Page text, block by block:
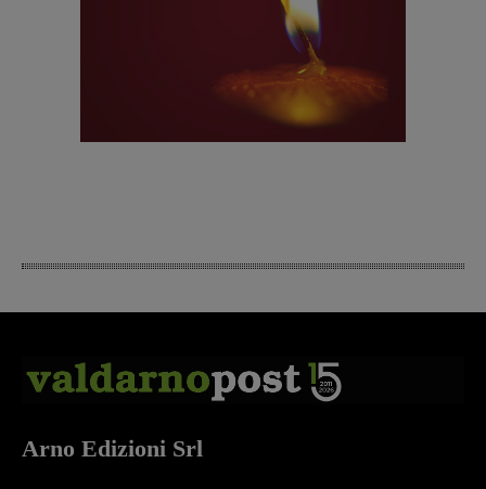
Arno Edizioni Srl